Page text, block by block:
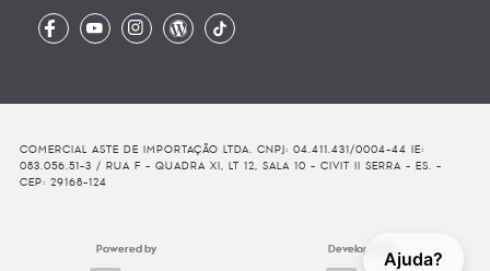
Ajuda?
COMERCIAL ASTE DE IMPORTAÇÃO LTDA. CNPJ: 04.411.431/0004-44 IE:
083.056.51-3 / RUA F - QUADRA XI, LT 12, SALA 10 - CIVIT II SERRA - ES. -
CEP: 29168-124
Powered by Developed By